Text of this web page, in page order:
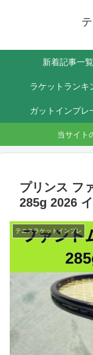
新着記事一覧
ラケットランキ
ガットインプレ
当サイト
プリンス フ
285g 2026
テニスラケットインプレ